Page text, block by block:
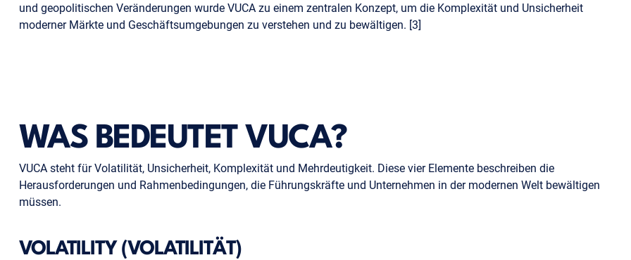
und geopolitischen Veränderungen wurde VUCA zu einem zentralen Konzept, um die Komplexität und Unsicherheit
moderner Märkte und Geschäftsumgebungen zu verstehen und zu bewältigen. [3]
WAS BEDEUTET VUCA?
VUCA steht für Volatilität, Unsicherheit, Komplexität und Mehrdeutigkeit. Diese vier Elemente beschreiben die
Herausforderungen und Rahmenbedingungen, die Führungskräfte und Unternehmen in der modernen Welt bewältigen
müssen.
VOLATILITY (VOLATILITÄT)